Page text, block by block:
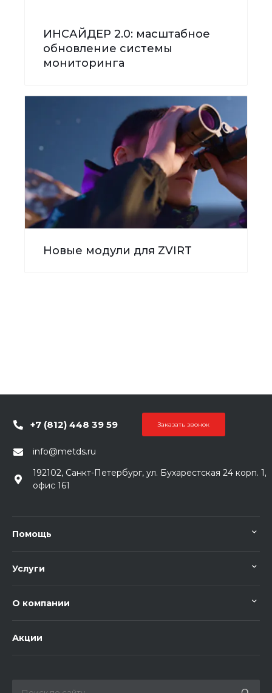
ИНСАЙДЕР 2.0: масштабное
обновление системы
мониторинга
Новые модули для ZVIRT
+7 (812) 448 39 59 Заказать звонок
info@metds.ru
192102, Санкт-Петербург, ул. Бухарестская 24 корп. 1,
офис 161
Помощь
Услуги
О компании
Акции